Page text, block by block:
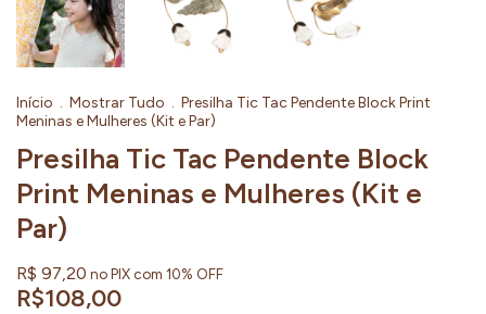
Início . Mostrar Tudo . Presilha Tic Tac Pendente Block Print
Meninas e Mulheres (Kit e Par)
Presilha Tic Tac Pendente Block
Print Meninas e Mulheres (Kit e
Par)
R$ 97,20 no PIX com 10% OFF
R$108,00